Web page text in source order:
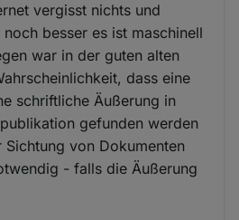
vergisst nichts und
besser es ist maschinell
war in der guten alten
dass eine
schriftliche Äußerung in
gefunden werden
Sichtung von Dokumenten
- falls die Äußerung